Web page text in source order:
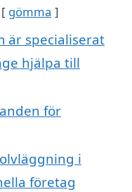
gömma
är specialiserat
hjälpa till
för
i
företag